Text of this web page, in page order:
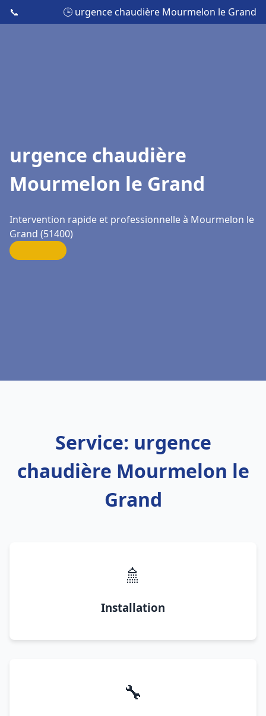
📞 🕒 urgence chaudière Mourmelon le Grand
urgence chaudière
Mourmelon le Grand
Intervention rapide et professionnelle à Mourmelon le
Grand (51400)
Service: urgence
chaudière Mourmelon le
Grand
🚿
Installation
🔧